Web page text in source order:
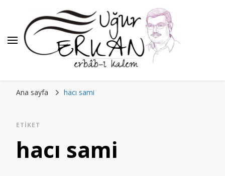
Ana sayfa hacı sami
ETIKET
hacı sami